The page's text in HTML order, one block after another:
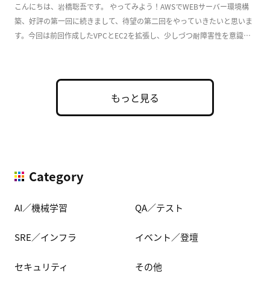
こんにちは、岩橋聡吾です。 やってみよう！AWSでWEBサーバー環境構
築、好評の第一回に続きまして、待望の第二回をやっていきたいと思いま
す。今回は前回作成したVPCとEC2を拡張し、少しづつ耐障害性を意識し
もっと見る
Category
AI／機械学習 QA／テスト
SRE／インフラ イベント／登壇
セキュリティ その他